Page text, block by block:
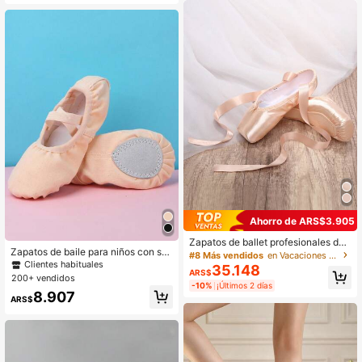
Zapatos de baile para niños con su
ela blanda, zapatos de ballet para n
iñas
Clientes habituales
200+ vendidos
ARS$8.907
Ahorro de ARS$3.905
Zapatos de ballet profesionales de
moda para niñas, bailarinas de saté
n rosa, adecuados para competenci
as de danza, yoga, fiestas y otras o
casiones
#8 Más vendidos en Vacaciones Zapatos de baile para niños
ARS$35.148
-10% ¡Últimos 2 días